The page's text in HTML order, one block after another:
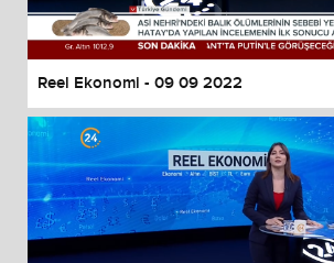
Reel Ekonomi - 09 09 2022